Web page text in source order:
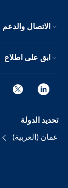
الاتصال والدعم
ابق على اطلاع
تحديد الدولة
عمان (العربية)